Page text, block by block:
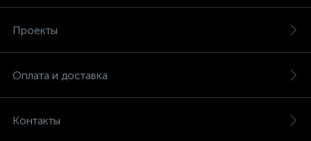
Проекты
Оплата и доставка
Контакты